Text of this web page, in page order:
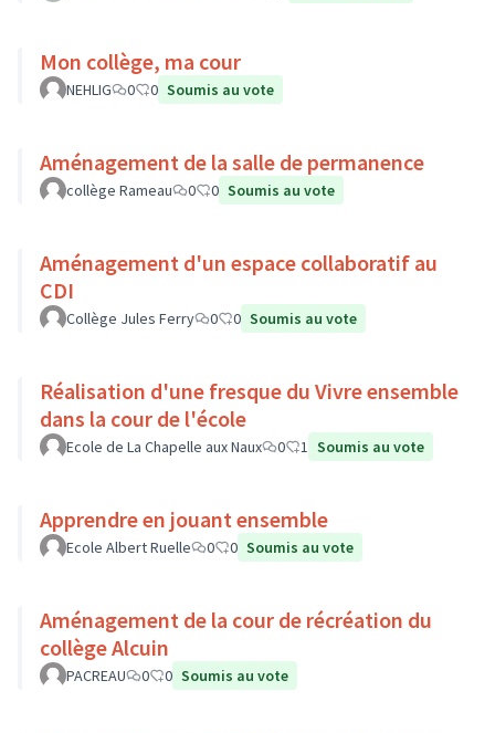
Mon collège, ma cour
NEHLIG 0 0 Soumis au vote
Aménagement de la salle de permanence
collège Rameau 0 0 Soumis au vote
Aménagement d'un espace collaboratif au
CDI
Collège Jules Ferry 0 0 Soumis au vote
Réalisation d'une fresque du Vivre ensemble
dans la cour de l'école
Ecole de La Chapelle aux Naux 0 1 Soumis au vote
Apprendre en jouant ensemble
Ecole Albert Ruelle 0 0 Soumis au vote
Aménagement de la cour de récréation du
collège Alcuin
PACREAU 0 0 Soumis au vote